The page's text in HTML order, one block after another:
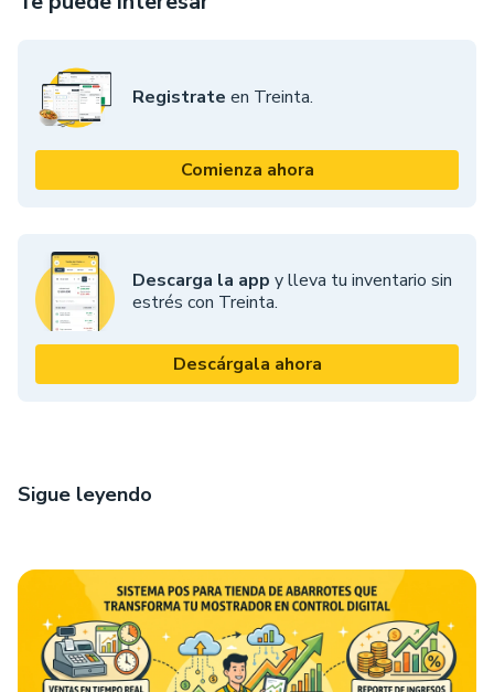
Registrate en Treinta.
Comienza ahora
Descarga la app y lleva tu inventario sin
estrés con Treinta.
Descárgala ahora
Sigue leyendo